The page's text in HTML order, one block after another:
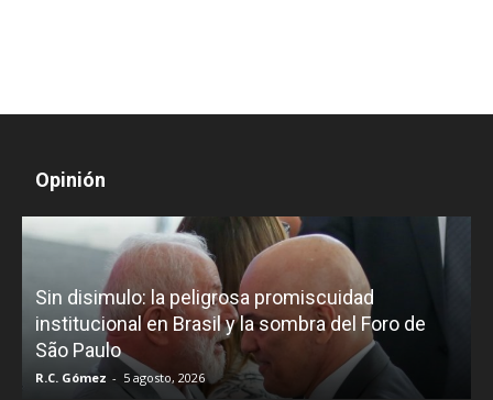
Opinión
Sin disimulo: la peligrosa promiscuidad
institucional en Brasil y la sombra del Foro de
São Paulo
R.C. Gómez - 5 agosto, 2026